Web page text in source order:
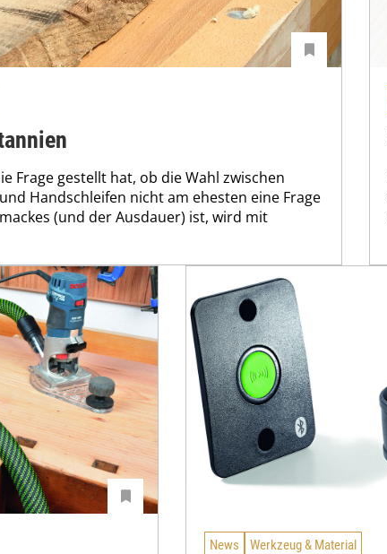
Frage gestellt hat, ob die Wahl zwischen
Handschleifen nicht am ehesten eine Frage
(und der Ausdauer) ist, wird mit
News Werkzeug & Material